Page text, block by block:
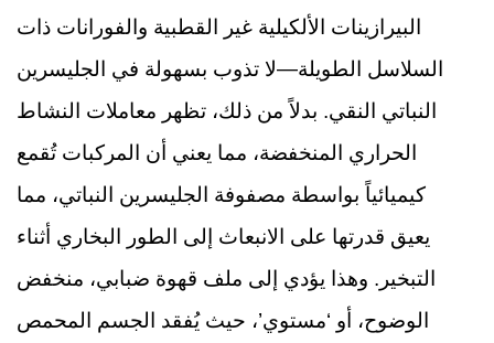
البيرازينات الألكيلية غير القطبية والفورانات ذات
السلاسل الطويلة—لا تذوب بسهولة في الجليسرين
النباتي النقي. بدلاً من ذلك، تظهر معاملات النشاط
الحراري المنخفضة، مما يعني أن المركبات تُقمع
كيميائياً بواسطة مصفوفة الجليسرين النباتي، مما
يعيق قدرتها على الانبعاث إلى الطور البخاري أثناء
التبخير. وهذا يؤدي إلى ملف قهوة ضبابي، منخفض
الوضوح، أو ‘مستوي’، حيث يُفقد الجسم المحمص